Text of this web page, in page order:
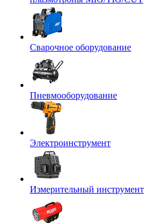
Сварочное оборудование
Пневмооборудование
Электроинструмент
Измерительный инструмент